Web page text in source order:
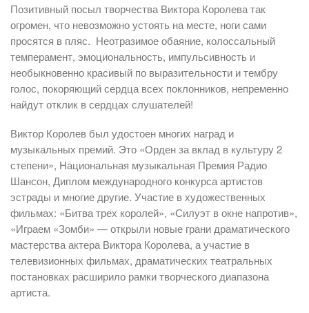
Позитивный посыл творчества Виктора Королева так
огромен, что невозможно устоять на месте, ноги сами
просятся в пляс. Неотразимое обаяние, колоссальный
темперамент, эмоциональность, импульсивность и
необыкновенно красивый по выразительности и тембру
голос, покоряющий сердца всех поклонников, непременно
найдут отклик в сердцах слушателей!
Виктор Королев был удостоен многих наград и
музыкальных премий. Это «Орден за вклад в культуру 2
степени», Национальная музыкальная Премия Радио
Шансон, Диплом международного конкурса артистов
эстрады и многие другие. Участие в художественных
фильмах: «Битва трех королей», «Силуэт в окне напротив»,
«Играем «Зомби» — открыли новые грани драматического
мастерства актера Виктора Королева, а участие в
телевизионных фильмах, драматических театральных
постановках расширило рамки творческого диапазона
артиста.